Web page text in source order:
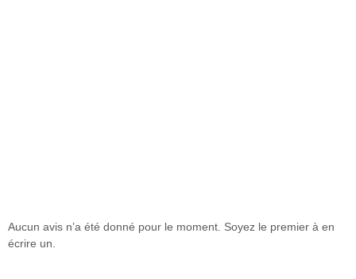
Aucun avis n’a été donné pour le moment. Soyez le premier à en
écrire un.